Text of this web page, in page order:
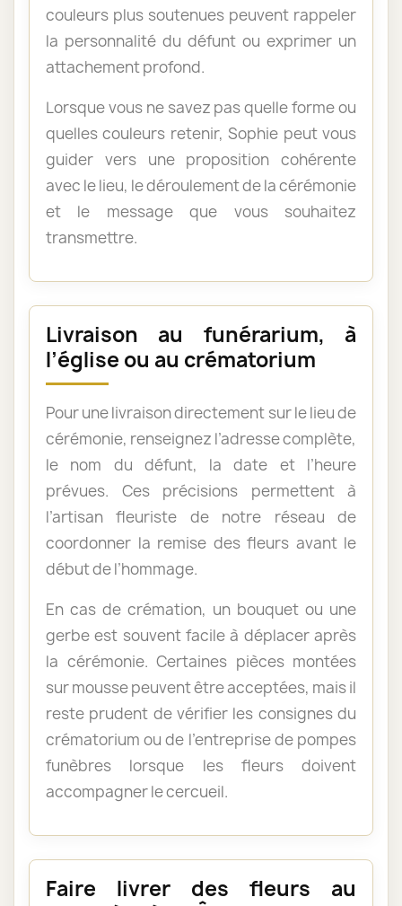
couleurs plus soutenues peuvent rappeler
la personnalité du défunt ou exprimer un
attachement profond.
Lorsque vous ne savez pas quelle forme ou
quelles couleurs retenir, Sophie peut vous
guider vers une proposition cohérente
avec le lieu, le déroulement de la cérémonie
et le message que vous souhaitez
transmettre.
Livraison au funérarium, à
l’église ou au crématorium
Pour une livraison directement sur le lieu de
cérémonie, renseignez l’adresse complète,
le nom du défunt, la date et l’heure
prévues. Ces précisions permettent à
l’artisan fleuriste de notre réseau de
coordonner la remise des fleurs avant le
début de l’hommage.
En cas de crémation, un bouquet ou une
gerbe est souvent facile à déplacer après
la cérémonie. Certaines pièces montées
sur mousse peuvent être acceptées, mais il
reste prudent de vérifier les consignes du
crématorium ou de l’entreprise de pompes
funèbres lorsque les fleurs doivent
accompagner le cercueil.
Faire livrer des fleurs au